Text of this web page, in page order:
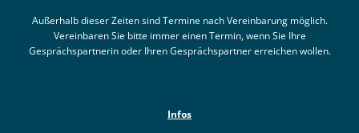
Außerhalb dieser Zeiten sind Termine nach Vereinbarung möglich.
Vereinbaren Sie bitte immer einen Termin, wenn Sie Ihre
Gesprächspartnerin oder Ihren Gesprächspartner erreichen wollen.
Infos